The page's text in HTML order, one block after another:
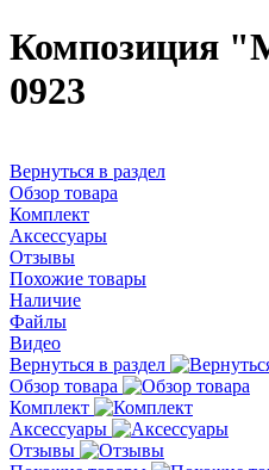
Композиция
0923
Вернуться в раздел
Обзор товара
Комплект
Аксессуары
Отзывы
Похожие товары
Наличие
Файлы
Видео
Вернуться в раздел
Обзор товара
Комплект
Аксессуары
Отзывы